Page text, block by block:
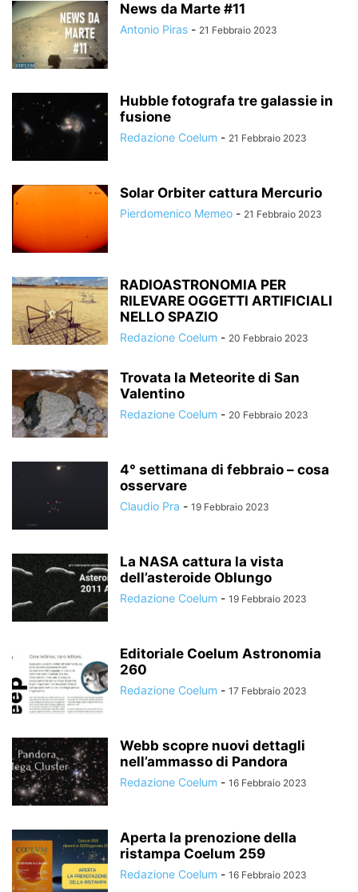
News da Marte #11
Antonio Piras - 21 Febbraio 2023
Hubble fotografa tre galassie in
fusione
Redazione Coelum - 21 Febbraio 2023
Solar Orbiter cattura Mercurio
Pierdomenico Memeo - 21 Febbraio 2023
RADIOASTRONOMIA PER
RILEVARE OGGETTI ARTIFICIALI
NELLO SPAZIO
Redazione Coelum - 20 Febbraio 2023
Trovata la Meteorite di San
Valentino
Redazione Coelum - 20 Febbraio 2023
4° settimana di febbraio – cosa
osservare
Claudio Pra - 19 Febbraio 2023
La NASA cattura la vista
dell’asteroide Oblungo
Redazione Coelum - 19 Febbraio 2023
Editoriale Coelum Astronomia
260
Redazione Coelum - 17 Febbraio 2023
Webb scopre nuovi dettagli
nell’ammasso di Pandora
Redazione Coelum - 16 Febbraio 2023
Aperta la prenozione della
ristampa Coelum 259
Redazione Coelum - 16 Febbraio 2023